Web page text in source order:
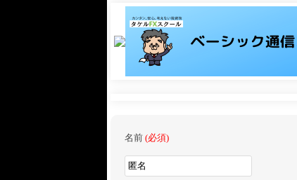
名前 (必須)